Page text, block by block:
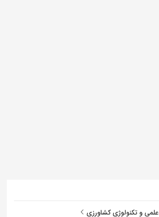
علمی و تکنولوژی کشاورزی